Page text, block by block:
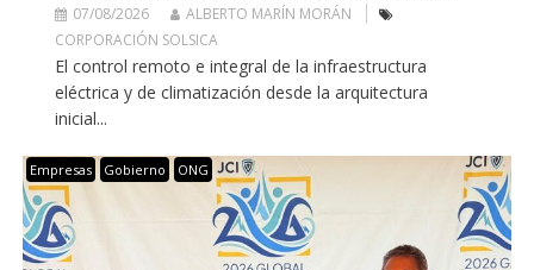
07/08/2026
ALBERTO MARÍN MORÁN
CORPORACIÓN SOLSICA
El control remoto e integral de la infraestructura
eléctrica y de climatización desde la arquitectura
inicial...
Empresas Gobierno ONG